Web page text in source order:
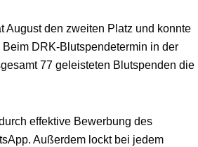
August den zweiten Platz und konnte
DRK-Blutspendetermin in der
77 geleisteten Blutspenden die
effektive Bewerbung des
Außerdem lockt bei jedem